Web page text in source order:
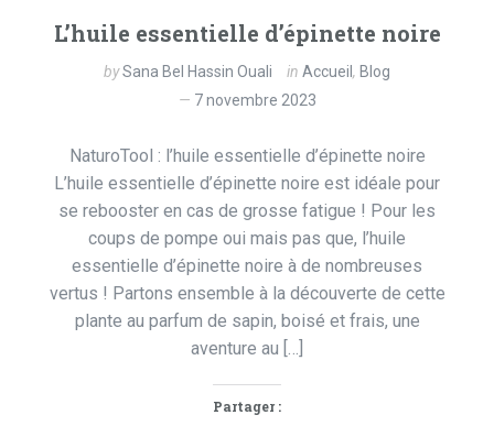
L’huile essentielle d’épinette noire
bySana Bel Hassin Ouali in Accueil , Blog
7 novembre 2023
NaturoTool : l’huile essentielle d’épinette noire
L’huile essentielle d’épinette noire est idéale pour
se rebooster en cas de grosse fatigue ! Pour les
coups de pompe oui mais pas que, l’huile
essentielle d’épinette noire à de nombreuses
vertus ! Partons ensemble à la découverte de cette
plante au parfum de sapin, boisé et frais, une
aventure au […]
Partager :